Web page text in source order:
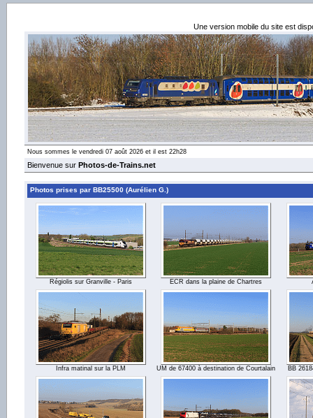
Une version mobile du site est
Nous sommes le vendredi 07 août 2026 et il est 22h28
Bienvenue sur Photos-de-Trains.net
Photos prises par BB25500 (Aurélien G.)
Régiolis sur Granville - Paris ECR dans la plaine de Chartres
Infra matinal sur la PLM UM de 67400 à destination de Courtalain BB